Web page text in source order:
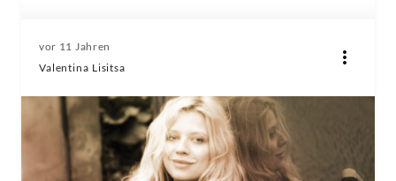
vor 11 Jahren
Valentina Lisitsa